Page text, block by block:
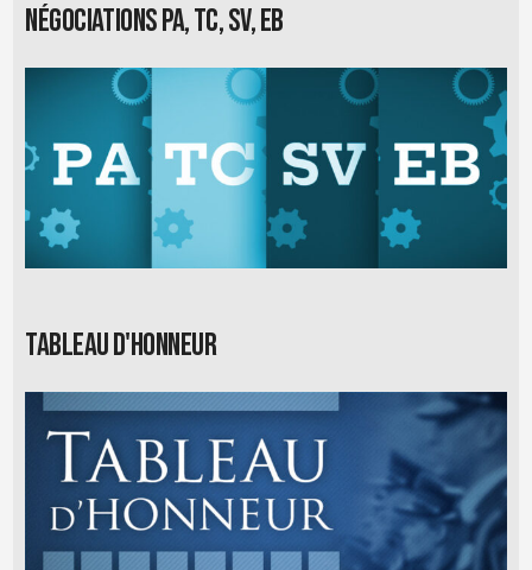
Négociations PA, TC, SV, EB
Tableau d'honneur